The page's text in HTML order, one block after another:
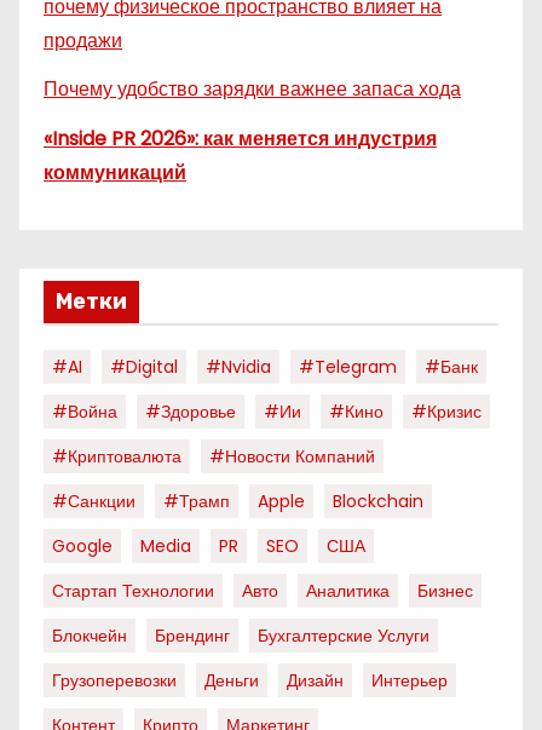
почему физическое пространство влияет на
продажи
Почему удобство зарядки важнее запаса хода
«Inside PR 2026»: как меняется индустрия
коммуникаций
Метки
#AI #digital #nvidia #telegram
#банк
#война
#здоровье #ии #кино
#кризис
#криптовалюта
#новости Компаний
#санкции
#трамп Apple
Blockchain
Google
Media PR SEO
США
Стартап Технологии
Авто Аналитика
Бизнес
Блокчейн
Брендинг
Бухгалтерские Услуги
Грузоперевозки
Деньги Дизайн
Интерьер